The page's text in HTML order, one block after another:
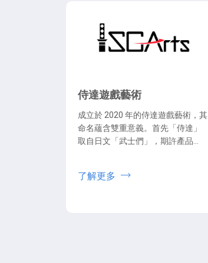
侍達遊戲藝術
成立於 2020 年的侍達遊戲藝術，其
命名蘊含雙重意義。首先「侍達」
取自日文「武士們」，期許產品猶
了解更多